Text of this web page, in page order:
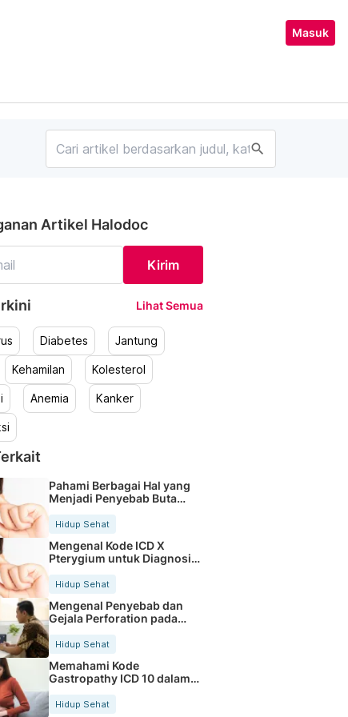
Masuk
search
Artikel Halodoc
Kirim
Lihat Semua
Diabetes Jantung
Kehamilan Kolesterol
Anemia Kanker
Pahami Berbagai Hal yang
Menjadi Penyebab Buta
Hidup Sehat
Mengenal Kode ICD X
Pterygium untuk Diagnosis
Hidup Sehat
Mengenal Penyebab dan
Gejala Perforation pada
Tubuh
Hidup Sehat
Memahami Kode
Gastropathy ICD 10 dalam
Rekam Medis Pasien
Hidup Sehat